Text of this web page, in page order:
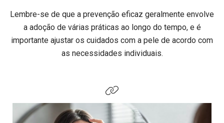
Lembre-se de que a prevenção eficaz geralmente envolve
a adoção de várias práticas ao longo do tempo, e é
importante ajustar os cuidados com a pele de acordo com
as necessidades individuais.